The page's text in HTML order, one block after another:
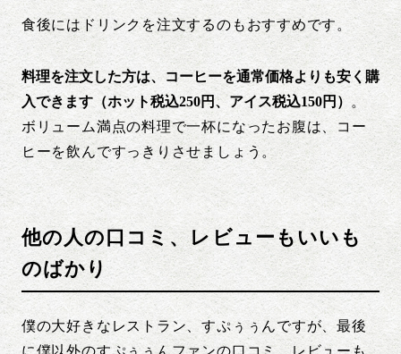
食後にはドリンクを注文するのもおすすめです。
料理を注文した方は、コーヒーを通常価格よりも安く購
入できます（ホット税込250円、アイス税込150円）
。
ボリューム満点の料理で一杯になったお腹は、コー
ヒーを飲んですっきりさせましょう。
他の人の口コミ、レビューもいいも
のばかり
僕の大好きなレストラン、すぷぅぅんですが、最後